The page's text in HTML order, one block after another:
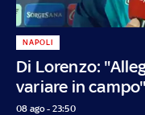
Di Lorenzo:
variare in campo"
NAPOLI
08 ago - 23:50